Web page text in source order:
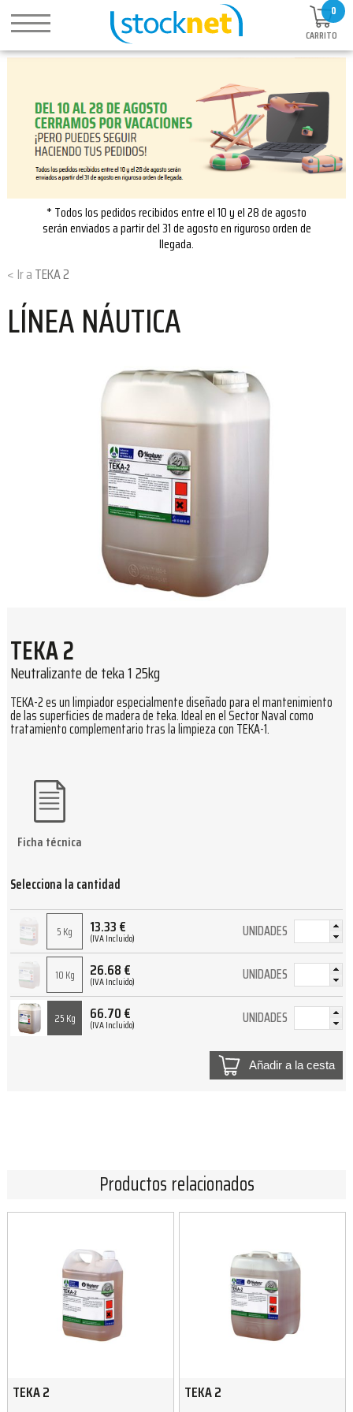
0
CARRITO
* Todos los pedidos recibidos entre el 10 y el 28 de agosto
serán enviados a partir del 31 de agosto en riguroso orden de
llegada.
TEKA 2
LÍNEA NÁUTICA
TEKA 2
Neutralizante de teka 1 25kg
TEKA-2 es un limpiador especialmente diseñado para el mantenimiento
de las superficies de madera de teka. Ideal en el Sector Naval como
tratamiento complementario tras la limpieza con TEKA-1.
Selecciona la cantidad
5 Kg 13.33€
(IVA Incluido) UNIDADES
10 Kg 26.68€
(IVA Incluido) UNIDADES
25 Kg 66.70€
(IVA Incluido) UNIDADES
Añadir a la cesta
Ficha técnica
Productos relacionados
TEKA 2 TEKA 2